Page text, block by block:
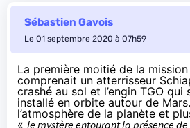
Sébastien Gavois
Le 01 septembre 2020 à 07h59
La première moitié de la
comprenait un atterrisseur
crashé au sol et l’engin TGO qui
installé en orbite autour de
l’atmosphère de la planète et
« le mystère entourant la présence